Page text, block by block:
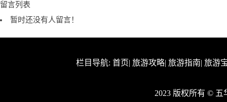
留言列表
暂时还没有人留言！
栏目导航: 首页| 旅游攻略| 旅游指南| 旅游
2023 版权所有 ©